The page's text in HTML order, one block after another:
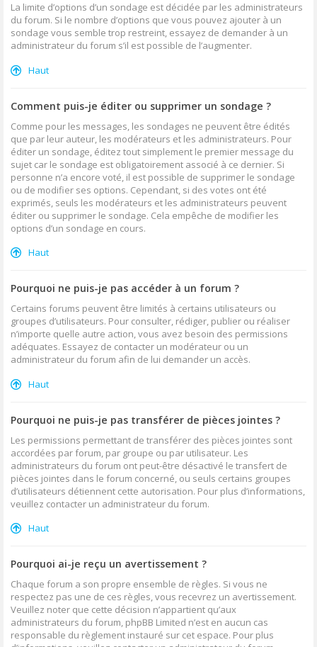
La limite d’options d’un sondage est décidée par les administrateurs
du forum. Si le nombre d’options que vous pouvez ajouter à un
sondage vous semble trop restreint, essayez de demander à un
administrateur du forum s’il est possible de l’augmenter.
Haut
Comment puis-je éditer ou supprimer un sondage ?
Comme pour les messages, les sondages ne peuvent être édités
que par leur auteur, les modérateurs et les administrateurs. Pour
éditer un sondage, éditez tout simplement le premier message du
sujet car le sondage est obligatoirement associé à ce dernier. Si
personne n’a encore voté, il est possible de supprimer le sondage
ou de modifier ses options. Cependant, si des votes ont été
exprimés, seuls les modérateurs et les administrateurs peuvent
éditer ou supprimer le sondage. Cela empêche de modifier les
options d’un sondage en cours.
Haut
Pourquoi ne puis-je pas accéder à un forum ?
Certains forums peuvent être limités à certains utilisateurs ou
groupes d’utilisateurs. Pour consulter, rédiger, publier ou réaliser
n’importe quelle autre action, vous avez besoin des permissions
adéquates. Essayez de contacter un modérateur ou un
administrateur du forum afin de lui demander un accès.
Haut
Pourquoi ne puis-je pas transférer de pièces jointes ?
Les permissions permettant de transférer des pièces jointes sont
accordées par forum, par groupe ou par utilisateur. Les
administrateurs du forum ont peut-être désactivé le transfert de
pièces jointes dans le forum concerné, ou seuls certains groupes
d’utilisateurs détiennent cette autorisation. Pour plus d’informations,
veuillez contacter un administrateur du forum.
Haut
Pourquoi ai-je reçu un avertissement ?
Chaque forum a son propre ensemble de règles. Si vous ne
respectez pas une de ces règles, vous recevrez un avertissement.
Veuillez noter que cette décision n’appartient qu’aux
administrateurs du forum, phpBB Limited n’est en aucun cas
responsable du règlement instauré sur cet espace. Pour plus